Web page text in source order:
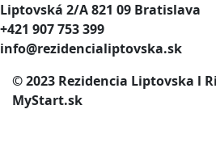
Liptovská 2/A 821 09 Bratislava
+421 907 753 399
info@rezidencialiptovska.sk
© 2023 Rezidencia Liptovska l
MyStart.sk